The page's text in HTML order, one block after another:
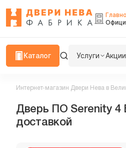
Каталог Услуги
Интернет-магазин Двери Нева в
Дверь ПО Serenity 4
доставкой